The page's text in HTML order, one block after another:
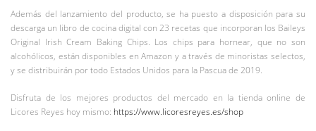
Además del lanzamiento del producto, se ha puesto a disposición para su
descarga un libro de cocina digital con 23 recetas que incorporan los Baileys
Original Irish Cream Baking Chips. Los chips para hornear, que no son
alcohólicos, están disponibles en Amazon y a través de minoristas selectos,
y se distribuirán por todo Estados Unidos para la Pascua de 2019.
Disfruta de los mejores productos del mercado en la tienda online de
Licores Reyes hoy mismo: https://www.licoresreyes.es/shop